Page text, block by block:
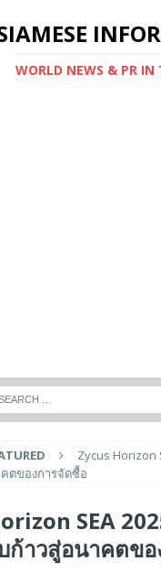
WORLD NEWS & PR IN
Zycus Horizon
ตของการจัดซื้อ
SEA
ก้าวสู่อนาคตข